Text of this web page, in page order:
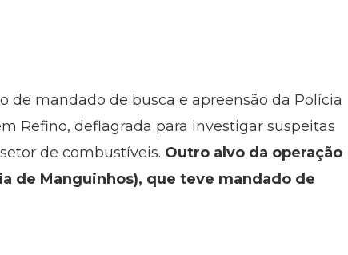
de mandado de busca e apreensão da Polícia
Refino, deflagrada para investigar suspeitas
de combustíveis. Outro alvo da operação
de Manguinhos), que teve mandado de